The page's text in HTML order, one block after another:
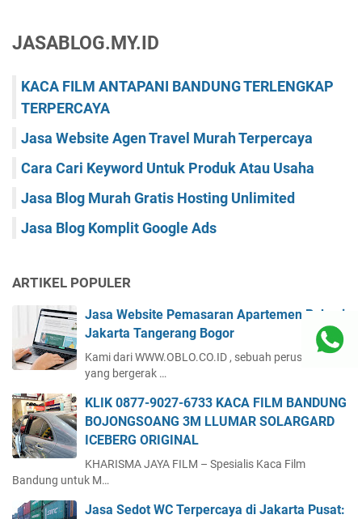
JASABLOG.MY.ID
KACA FILM ANTAPANI BANDUNG TERLENGKAP
TERPERCAYA
Jasa Website Agen Travel Murah Terpercaya
Cara Cari Keyword Untuk Produk Atau Usaha
Jasa Blog Murah Gratis Hosting Unlimited
Jasa Blog Komplit Google Ads
ARTIKEL POPULER
Jasa Website Pemasaran Apartemen Bekasi
Jakarta Tangerang Bogor
Kami dari WWW.OBLO.CO.ID , sebuah perusahaan
yang bergerak …
KLIK 0877-9027-6733 KACA FILM BANDUNG
BOJONGSOANG 3M LLUMAR SOLARGARD
ICEBERG ORIGINAL
KHARISMA JAYA FILM – Spesialis Kaca Film
Bandung untuk M…
Jasa Sedot WC Terpercaya di Jakarta Pusat: